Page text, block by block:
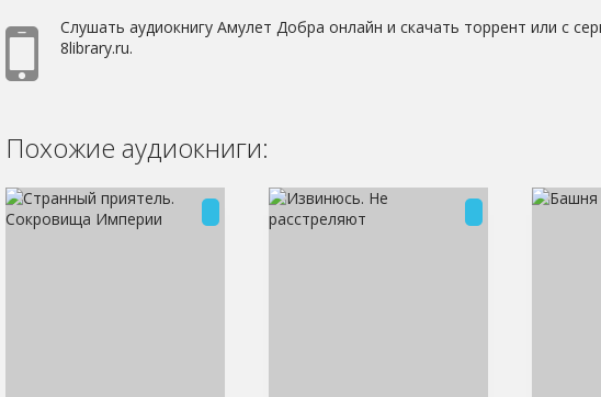
Слушать аудиокнигу Амулет Добра онлайн и скачать торрент или с
8library.ru.
Похожие аудиокниги: